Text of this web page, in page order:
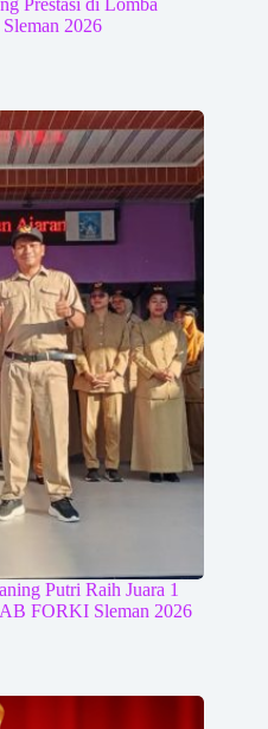
2026
Putri Raih Juara 1
FORKI Sleman 2026